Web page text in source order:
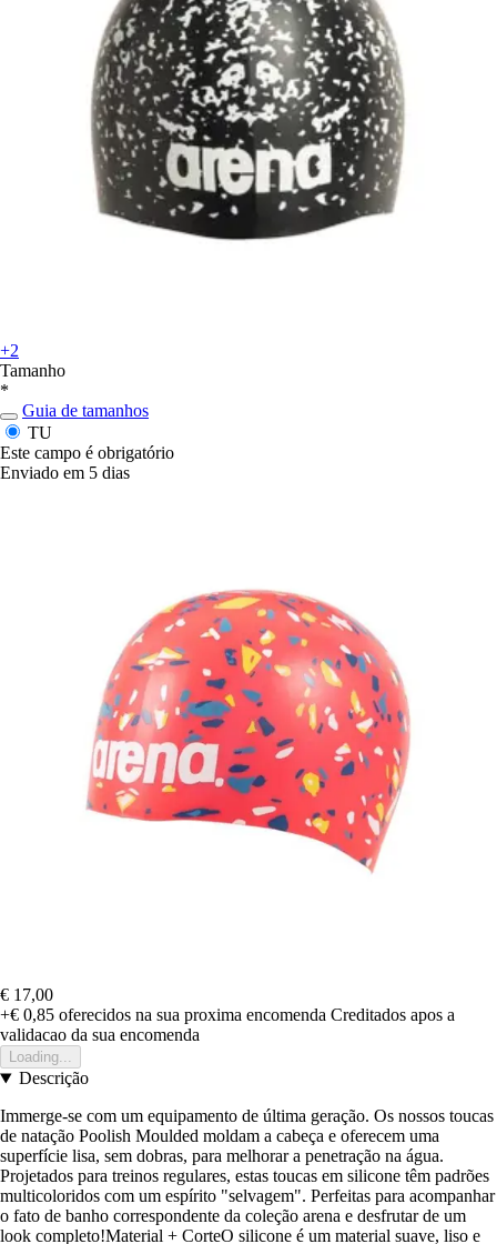
+2
Tamanho
*
Guia de tamanhos
TU
Este campo é obrigatório
Enviado em 5 dias
€ 17,00
+€ 0,85 oferecidos na sua proxima encomenda Creditados apos a
validacao da sua encomenda
Loading...
Descrição
Immerge-se com um equipamento de última geração. Os nossos toucas
de natação Poolish Moulded moldam a cabeça e oferecem uma
superfície lisa, sem dobras, para melhorar a penetração na água.
Projetados para treinos regulares, estas toucas em silicone têm padrões
multicoloridos com um espírito "selvagem". Perfeitas para acompanhar
o fato de banho correspondente da coleção arena e desfrutar de um
look completo!Material + CorteO silicone é um material suave, liso e